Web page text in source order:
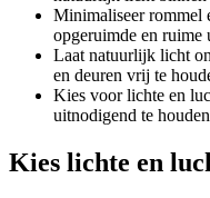
Minimaliseer rommel
opgeruimde en ruime
Laat natuurlijk licht
en deuren vrij te
Kies voor lichte en
uitnodigend te houden
Kies lichte en